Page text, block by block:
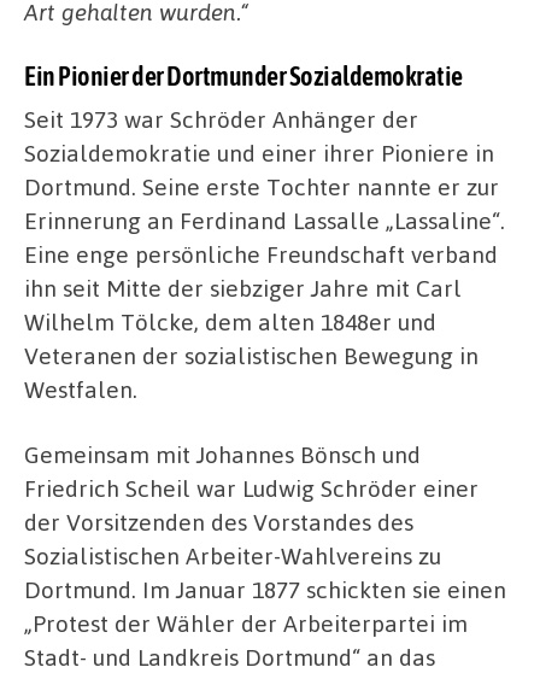
Art gehalten wurden.“
Ein Pionier der Dortmunder Sozialdemokratie
Seit 1973 war Schröder Anhänger der
Sozialdemokratie und einer ihrer Pioniere in
Dortmund. Seine erste Tochter nannte er zur
Erinnerung an Ferdinand Lassalle „Lassaline“.
Eine enge persönliche Freundschaft verband
ihn seit Mitte der siebziger Jahre mit Carl
Wilhelm Tölcke, dem alten 1848er und
Veteranen der sozialistischen Bewegung in
Westfalen.
Gemeinsam mit Johannes Bönsch und
Friedrich Scheil war Ludwig Schröder einer
der Vorsitzenden des Vorstandes des
Sozialistischen Arbeiter-Wahlvereins zu
Dortmund. Im Januar 1877 schickten sie einen
„Protest der Wähler der Arbeiterpartei im
Stadt- und Landkreis Dortmund“ an das